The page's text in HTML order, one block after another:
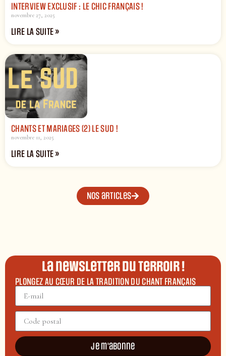
INTERVIEW EXCLUSIF : LE CHIC FRANÇAIS !
novembre 27, 2025
LIRE LA SUITE »
CHANTS ET MARIAGES (2) LE SUD !
novembre 11, 2025
LIRE LA SUITE »
Nos articles
La newsletter du terroir !
PLONGEZ AU CŒUR DE LA TRADITION DU CHANT FRANÇAIS
Je m'abonne